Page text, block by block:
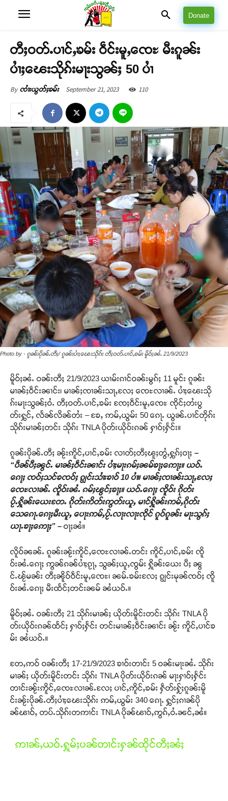
Donate
တီႈဝတ်ႉပၢင်ႇၶမ်း ဝဵင်းမူႇၸေႊ မီးၵူၼ်း
ပၢႆႈၽေးသိုၵ်းမႃးသွၼ်ႈ 50 ပၢႆ
By ၸၢႆးယွတ်ႈၶမ်း September 21, 2023 110
Photo by - ၵူၼ်းပိုၼ်ႉတီႈ/ ၵူၼ်းပၢႆႈၽေးသိုၵ်း တီႈဝတ်ႉပၢင်ႇၶမ်း မိူဝ်ႈၼႆႉ 21/9/2023
မိူဝ်ႈၼႆႉ ဝၼ်းတီႈ 21/9/2023 ယၢမ်းၵၢင်ဝၼ်းမွၵ်ႈ 11 မူင်း ၵူၼ်း
မၢၼ်ႈဝဵင်းၼၢင်း၊ မၢၼ်ႈၸၢၼ်းသႃႇလႄႈ ၸေႊလၢၼ်ႉ ပၢႆႈၽေးသို
ၵ်းမႃးသွၼ်ႈဝႆႉ တီႈဝတ်ႉပၢင်ႇၶမ်း ၸႄႈဝဵင်းမူႇၸေႊ ၸိုင်ႈတႆးပွ
တ်းႁွင်ႇ လႅၼ်လိၼ်တႆး – ၶႄႇ ဢမ်ႇယွမ်း 50 ၵေႃႉ ယွၼ်ႉပၢင်တိုၵ်း
သိုၵ်းမၢၼ်ႈတင်း သိုၵ်း TNLA ပိုတ်းယိုဝ်းၵၼ် ႁၢဝ်ႈႁႅင်း။
ၵူၼ်းပိုၼ်ႉတီႈ ၼႂ်းဢိူင်ႇပၢင်ႇၶမ်း လၢတ်ႈတီႈၽူႈတွႆႇႁွၵ်ႈဝႃႈ –
“ပဵၼ်ပီႈၼွင်ႉ မၢၼ်ႈဝဵင်းၼၢင်း ပၢႆႈမႃးၵမ်ႈၼမ်ၶႃႈဢေႃႈ။ ယဝ်ႉ
ၵေႃႈ ၸဝ်ႈသင်ၶၸဝ်ႈ ၵျွင်းသၢႆးၶၢဝ် 10 ပၢႆ။ မၢၼ်ႈၸၢၼ်းသႃႇလႄႈ
ၸေႊလၢၼ်ႉ ၸိူဝ်းၼႆႉ ၵမ်ႈၽွင်ႈၶႃႈ။ ယဝ်ႉၵေႃႈ ၸိူဝ်း ၵိုတ်း
ပႂ်ႉႁိူၼ်းယေးတႄႉ ၵိုတ်းဢိတ်းဢွတ်းယူႇ မၢင်ႁိူၼ်းဢမ်ႇၵိုတ်း
သေၵေႃႉၵေႃႈမီးယူႇ ပေႃးဢမ်ႇပႂ်ႉလႃးလႃးၸိုင် ၵူဝ်ၵူၼ်း မႃးသွၵ်ႈ
ယႃႉၶႃႈဢေႃႈ” – ဝႃႈၼႆ။
လိူဝ်ၼၼ်ႉ ၵူၼ်းၼႂ်းဢိူင်ႇၸေႊလၢၼ်ႉတင်း ဢိူင်ႇပၢင်ႇၶမ်း ၸိူ
ဝ်းၼႆႉၵေႃႈ ဢွၼ်ၵၼ်ပၢႆႈၵႂႃႇ သွၼ်ႈယူႇၸွမ်း ႁိူၼ်းယေး ပီႈ ၼွ
င်ႉၽႂ်မၼ်း တီႈၼိူဝ်ဝဵင်းမူႇၸေႊ၊ ၼမ်ႉၶမ်းလႄႈ ၵျွင်းမုၼ်ၸဝ်ႈ ၸိူ
ဝ်းၼႆႉၵေႃႈ မီးထႅင်ႈတင်းၼမ် ၼႆယဝ်ႉ။
မိူဝ်ႈၼႆႉ ဝၼ်းတီႈ 21 သိုၵ်းမၢၼ်ႈ ယိုတ်းမိူင်းတင်း သိုၵ်း TNLA ပို
တ်းယိုဝ်းၵၼ်ထႅင်ႈ ႁၢဝ်ႈႁႅင်း တင်းမၢၼ်ႈဝဵင်းၼၢင်း ၼႂ်း ဢိူင်ႇပၢင်ၶ
မ်း ၼႆယဝ်ႉ။
တႄႇဢဝ် ဝၼ်းတီႈ 17-21/9/2023 ၶၢဝ်းတၢင်း 5 ဝၼ်းမႃးၼႆႉ သိုၵ်း
မၢၼ်ႈ ယိုတ်းမိူင်းတင်း သိုၵ်း TNLA ပိုတ်းယိုဝ်းၵၼ် မႃးႁၢဝ်ႈႁႅင်း
တၢင်းၼႂ်းဢိူင်ႇၸေႊလၢၼ်ႉလႄႈ ပၢင်ႇဢိူင်ႇၶမ်း ႁဵတ်းႁႂ်ႈၵူၼ်းမိူ
င်းၼႂ်းပိုၼ်ႉတီႈပၢႆႈၽေးသိုၵ်း ဢမ်ႇယွမ်း 340 ၵေႃႉ ႁွင်ႈၵၢၼ်ပို
ၼ်ၽၢဝ်ႇ တပ်ႉသိုၵ်းတဢၢင်း TNLA ပိုၼ်ၽၢဝ်ႇဢွၵ်ႇဝႆႉၼင်ႇၼႆ။
ဢၢၼ်ႇယဝ်ႉႁူမ်ႈပၼ်တၢင်းႁၼ်ထိုင်တီႈၼႆႈ